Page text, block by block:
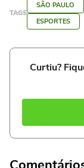
TAGS
SÃO PAULO
ESPORTES
Curtiu?